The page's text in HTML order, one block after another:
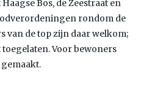
Bos, de Zeestraat en
rondom de
van de top zijn daar welkom;
Voor bewoners